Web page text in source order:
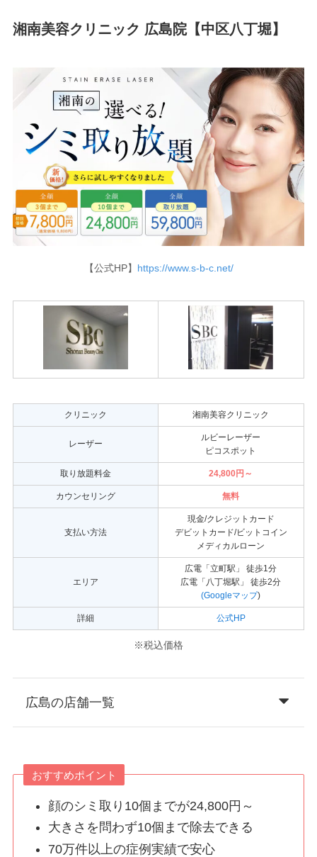
湘南美容クリニック 広島院【中区八丁堀】
【公式HP】 https://www.s-b-c.net/
クリニック 湘南美容クリニック
レーザー
ルビーレーザー
ピコスポット
取り放題料金 24,800円～
カウンセリング 無料
支払い方法
現金/クレジットカード
デビットカード/ビットコイン
メディカルローン
エリア
広電「立町駅」 徒歩1分
広電「八丁堀駅」 徒歩2分
(Googleマップ)
詳細 公式HP
※税込価格
広島の店舗一覧
おすすめポイント
顔のシミ取り10個までが24,800円～
大きさを問わず10個まで除去できる
70万件以上の症例実績で安心